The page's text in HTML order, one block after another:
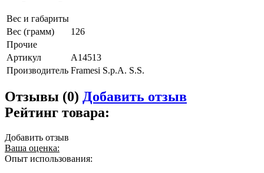
Вес и габариты
Вес (грамм)
126
Прочие
Артикул
A14513
Производитель Framesi S.p.A. S.S.
Отзывы (0) Добавить отзыв
Рейтинг товара:
Добавить отзыв
Ваша оценка:
Опыт использования: